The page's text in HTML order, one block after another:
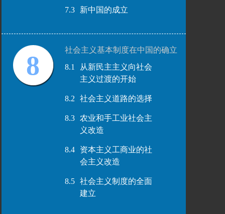
7.3 新中国的成立
8
社会主义基本制度在中国的确立
8.1
从新民主主义向社会
主义过渡的开始
8.2 社会主义道路的选择
8.3
农业和手工业社会主
义改造
8.4
资本主义工商业的社
会主义改造
8.5
社会主义制度的全面
建立